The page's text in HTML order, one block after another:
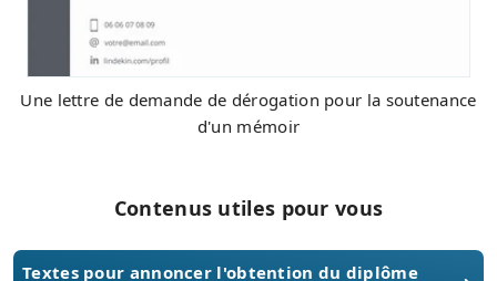
Une lettre de demande de dérogation pour la soutenance
d'un mémoir
Contenus utiles pour vous
Textes pour annoncer l'obtention du diplôme